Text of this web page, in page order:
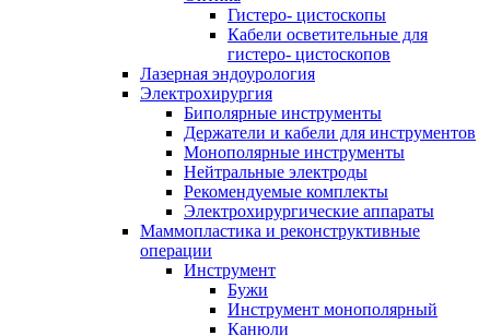
Гистеро- цистоскопы
Кабели осветительные для
гистеро- цистоскопов
Лазерная эндоурология
Электрохирургия
Биполярные инструменты
Держатели и кабели для инструментов
Монополярные инструменты
Нейтральные электроды
Рекомендуемые комплекты
Электрохирургические аппараты
Маммопластика и реконструктивные
операции
Инструмент
Бужи
Инструмент монополярный
Канюли